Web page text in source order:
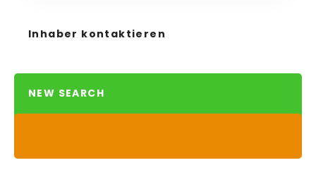
Inhaber kontaktieren
NEW SEARCH